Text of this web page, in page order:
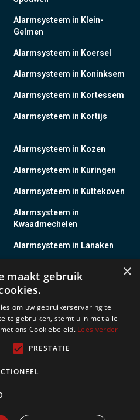
Alarmsysteem in Klein-
Gelmen
Alarmsysteem in Koersel
Alarmsysteem in Koninksem
Alarmsysteem in Kortessem
Alarmsysteem in Kortijs
Alarmsysteem in Kozen
Alarmsysteem in Kuringen
Alarmsysteem in Kuttekoven
Alarmsysteem in
Kwaadmechelen
Alarmsysteem in Lanaken
Alarmsysteem in
Leopoldsburg
Alarmsysteem in Leut
×
maakt gebruik
om uw gebruikerservaring te
te gebruiken, stemt u in met alle
ons Cookiebeleid. Lees verder
PRESTATIE